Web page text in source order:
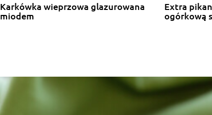
Karkówka wieprzowa glazurowana
miodem
Extra
ogórkową